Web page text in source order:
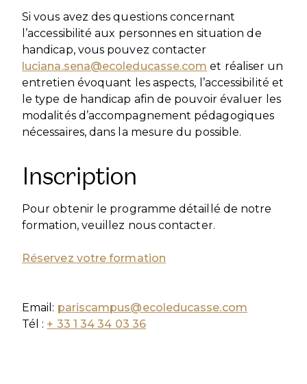
Si vous avez des questions concernant
l’accessibilité aux personnes en situation de
handicap, vous pouvez contacter
luciana.sena@ecoleducasse.com et réaliser un
entretien évoquant les aspects, l’accessibilité et
le type de handicap afin de pouvoir évaluer les
modalités d’accompagnement pédagogiques
nécessaires, dans la mesure du possible.
Inscription
Pour obtenir le programme détaillé de notre
formation, veuillez nous contacter.
Réservez votre formation
Email: pariscampus@ecoleducasse.com
Tél : + 33 1 34 34 03 36